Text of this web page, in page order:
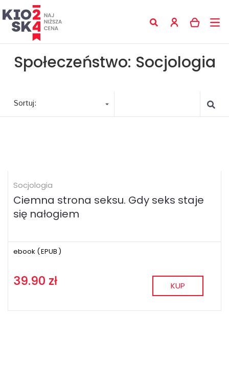
Społeczeństwo: Socjologia
Sortuj:
Socjologia
Ciemna strona seksu. Gdy seks staje
się nałogiem
ebook (EPUB )
39.90 zł KUP